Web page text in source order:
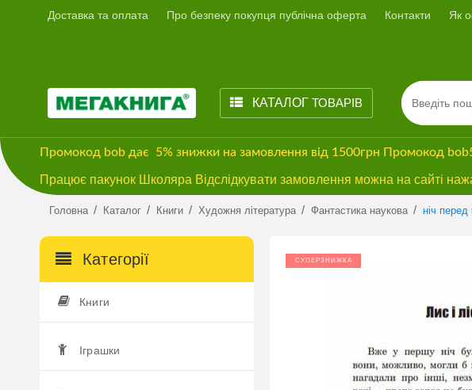
Доставка та оплата Про безпеку покупця публічна оферта Контакти Як
КАТАЛОГТОВАРІВ
Промокод bob дає 5% знижки на замовлення від 1500грн Промокод
Працює пакунок Школяра Відслідкувати замовлення можна на сайті
Головна / Каталог / Книги / Художня література / Фантастика наукова / ніч перед
Категорії
Книги
Іграшки
СУПЕРЗНИЖКА